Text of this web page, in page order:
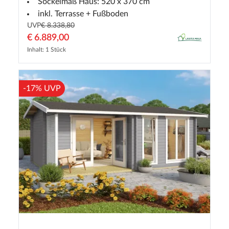
inkl. Terrasse + Fußboden
UVP€ 8.338,80
€ 6.889,00
Inhalt: 1 Stück
-17% UVP